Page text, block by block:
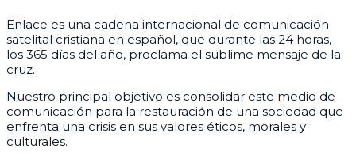
Enlace es una cadena internacional de comunicación
satelital cristiana en español, que durante las 24 horas,
los 365 días del año, proclama el sublime mensaje de la
cruz.
Nuestro principal objetivo es consolidar este medio de
comunicación para la restauración de una sociedad que
enfrenta una crisis en sus valores éticos, morales y
culturales.